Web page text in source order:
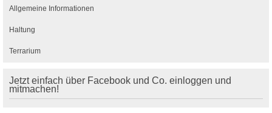
Allgemeine Informationen
Haltung
Terrarium
Jetzt einfach über Facebook und Co. einloggen und
mitmachen!